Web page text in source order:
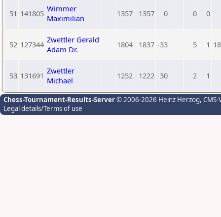
51 141805 Wimmer
Maximilian
1357 1357 0 0 0
52 127344 Zwettler Gerald
Adam Dr.
1804 1837 -33 5 1
53 131691 Zwettler
Michael
1252 1222 30 2 1
Chess-Tournament-Results-Server© 2006-2026 Heinz Herzog,
Legal details/Terms of use